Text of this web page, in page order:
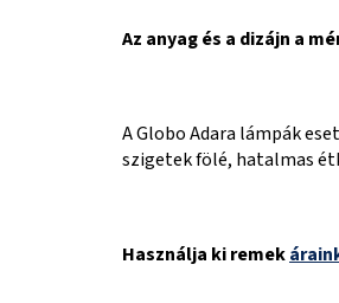
Az anyag és a dizájn a
A Globo Adara lámpák
szigetek fölé, hatalmas
Használja ki remek